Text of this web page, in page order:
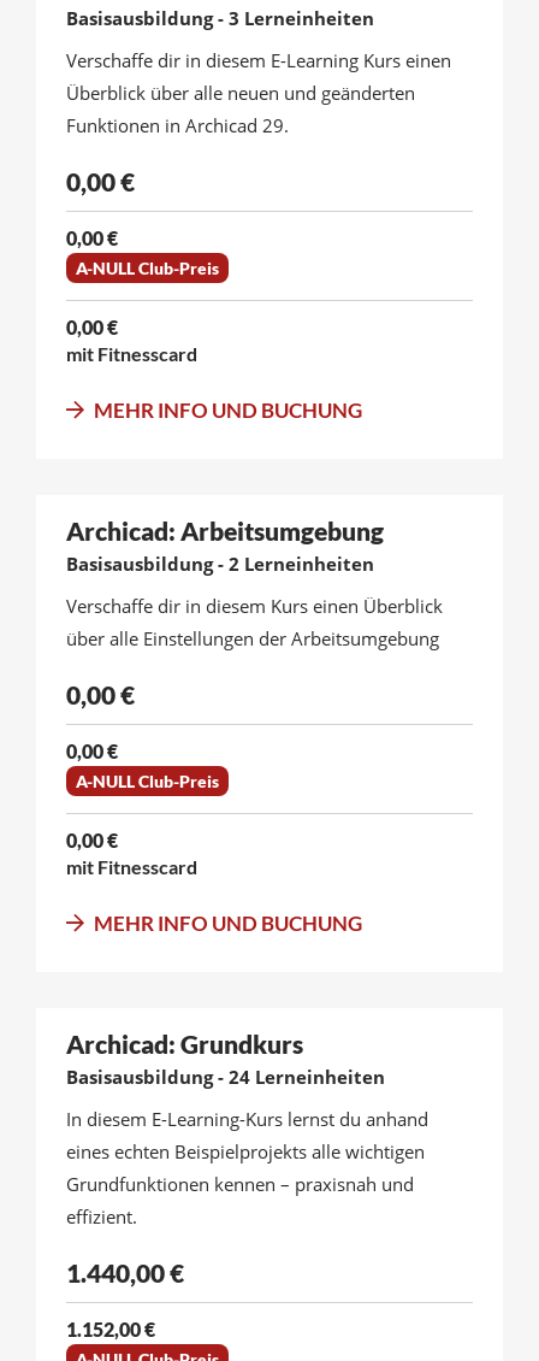
Basisausbildung - 3 Lerneinheiten
Verschaffe dir in diesem E-Learning Kurs einen
Überblick über alle neuen und geänderten
Funktionen in Archicad 29.
0,00 €
0,00 €
A-NULL Club-Preis
0,00 €
mit Fitnesscard
MEHR INFO UND BUCHUNG
Archicad: Arbeitsumgebung
Basisausbildung - 2 Lerneinheiten
Verschaffe dir in diesem Kurs einen Überblick
über alle Einstellungen der Arbeitsumgebung
0,00 €
0,00 €
A-NULL Club-Preis
0,00 €
mit Fitnesscard
MEHR INFO UND BUCHUNG
Archicad: Grundkurs
Basisausbildung - 24 Lerneinheiten
In diesem E-Learning-Kurs lernst du anhand
eines echten Beispielprojekts alle wichtigen
Grundfunktionen kennen – praxisnah und
effizient.
1.440,00 €
1.152,00 €